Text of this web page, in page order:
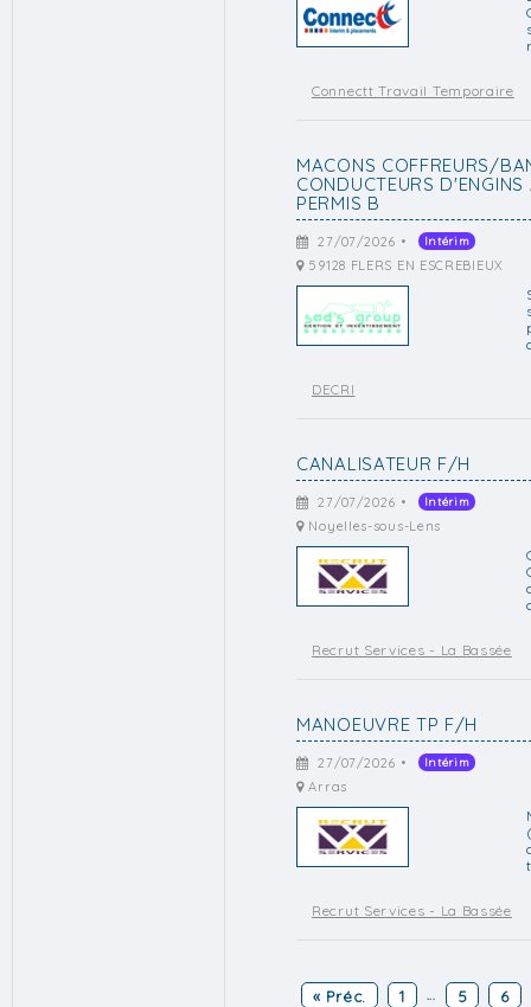
Connectt Travail Temporaire
MACONS COFFREURS/
CONDUCTEURS D'ENGINS
PERMIS B
27/07/2026 • Intérim
59128 FLERS EN ESCREBIEUX
DECRI
CANALISATEUR F/H
27/07/2026 • Intérim
Noyelles-sous-Lens
Recrut Services - La Bassée
MANOEUVRE TP F/H
27/07/2026 • Intérim
Arras
Recrut Services - La Bassée
« Préc. 1 ... 5
6